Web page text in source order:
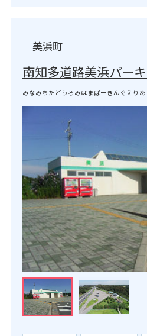
美浜町
南知多道路美浜パー
みなみちたどうろみはまぱーきんぐえり